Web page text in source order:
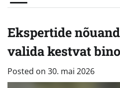
Ekspertide
valida kestvat
Posted on 30. mai 2026